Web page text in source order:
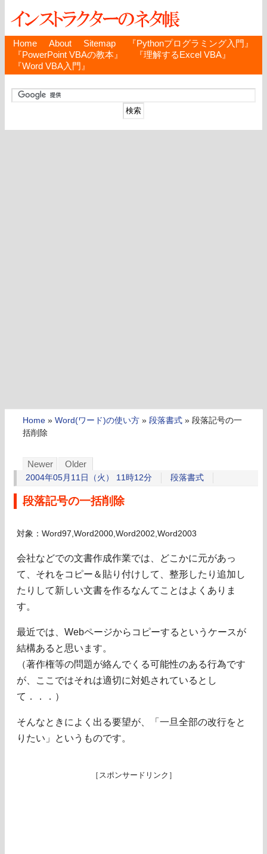
Home About Sitemap
『Pythonプログラミング入門』
『PowerPoint VBAの教本』
『理解するExcel VBA』
『Word VBA入門』
Home » Word(ワード)の使い方 » 段落書式 » 段落記号の一
括削除
Newer Older
2004年05月11日（火） 11時12分 段落書式
段落記号の一括削除
対象：Word97,Word2000,Word2002,Word2003
会社などでの文書作成作業では、どこかに元があっ
て、それをコピー＆貼り付けして、整形したり追加し
たりして新しい文書を作るなんてことはよくありま
す。
最近では、Webページからコピーするというケースが
結構あると思います。
（著作権等の問題が絡んでくる可能性のある行為です
が、ここではそれは適切に対処されているとし
て．．．）
そんなときによく出る要望が、「一旦全部の改行をと
りたい」というものです。
［スポンサードリンク］